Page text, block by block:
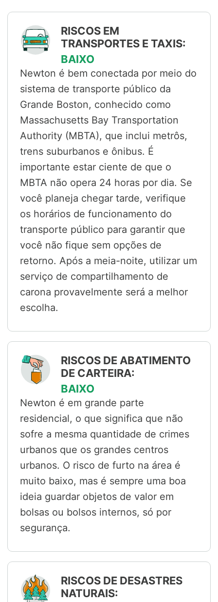
RISCOS EM
TRANSPORTES E TAXIS:
BAIXO
Newton é bem conectada por meio do
sistema de transporte público da
Grande Boston, conhecido como
Massachusetts Bay Transportation
Authority (MBTA), que inclui metrôs,
trens suburbanos e ônibus. É
importante estar ciente de que o
MBTA não opera 24 horas por dia. Se
você planeja chegar tarde, verifique
os horários de funcionamento do
transporte público para garantir que
você não fique sem opções de
retorno. Após a meia-noite, utilizar um
serviço de compartilhamento de
carona provavelmente será a melhor
escolha.
RISCOS DE ABATIMENTO
DE CARTEIRA:
BAIXO
Newton é em grande parte
residencial, o que significa que não
sofre a mesma quantidade de crimes
urbanos que os grandes centros
urbanos. O risco de furto na área é
muito baixo, mas é sempre uma boa
ideia guardar objetos de valor em
bolsas ou bolsos internos, só por
segurança.
RISCOS DE DESASTRES
NATURAIS: